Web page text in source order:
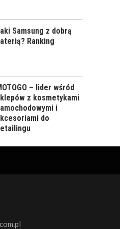
Samsung z dobrą
Ranking
– lider wśród
z kosmetykami
i
do